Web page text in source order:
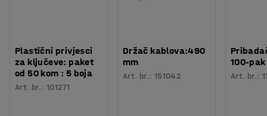
uredima i drugim radnim mjestima.
Plastični privjesci
za ključeve: paket
od 50 kom : 5 boja
Art. br.:101271
Držač kablova:490
mm
Art. br.: 151042
100-pak
Art. br.: